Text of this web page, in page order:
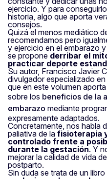
ejercicio. Y para
historia, algo que aporta
consejos.
Quizá el menos mediático
recomendamos pero
y ejercicio en el embarazo
se propone derribar el
practicar deporte
Su autor, Francisco Javier
divulgador especializado
que en este volumen
sobre los beneficios de la
embarazo mediante
expresamente adaptados.
Concretamente, nos habla
paliativa de la fisioterapia
controlado frente a
durante la gestación. Y
mejorar la calidad de vida
postparto.
Sin duda se trata de un libro